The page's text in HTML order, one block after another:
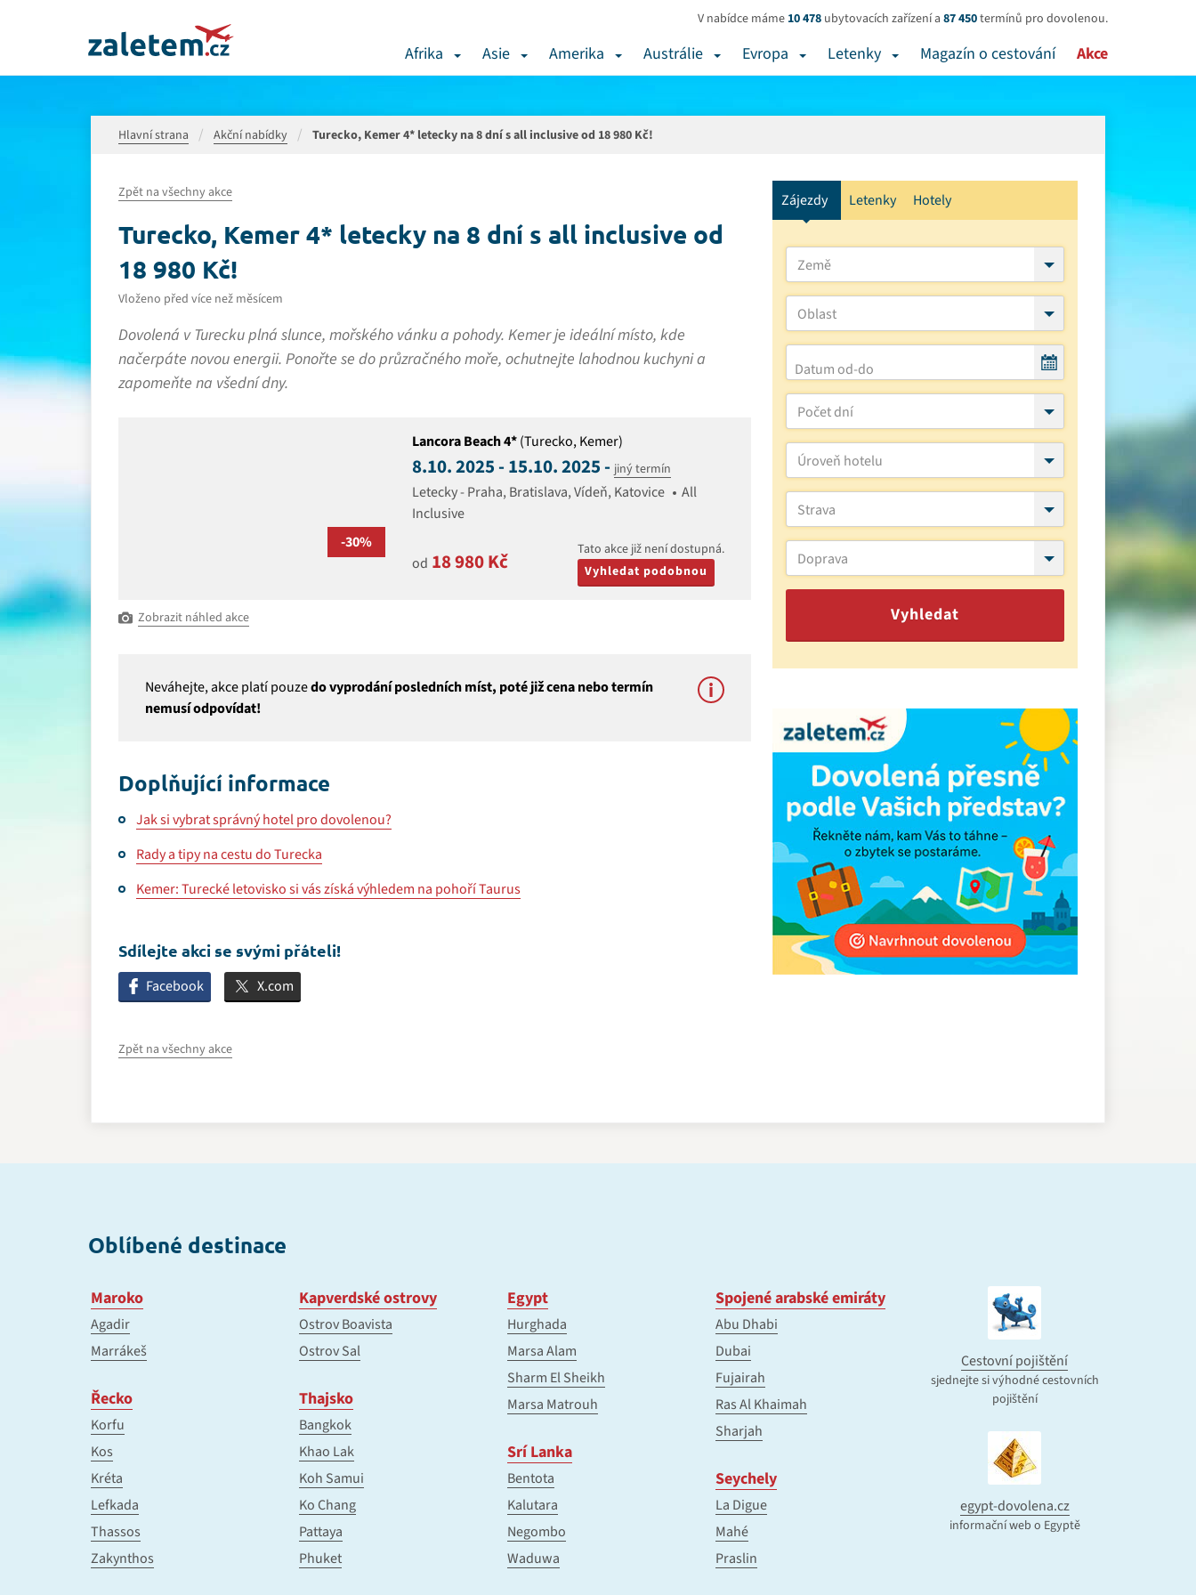
V nabídce máme 10 478 ubytovacích zařízení a 87 450termínů pro dovolenou.
Afrika Asie Amerika Austrálie Evropa Letenky Magazín o cestování Akce
Hlavní strana Akční nabídky Turecko, Kemer 4* letecky na 8 dní s all inclusive od 18 980 Kč!
Zpět na všechny akce
Turecko, Kemer 4* letecky na 8 dní s all inclusive od
18 980 Kč!
Vloženo před více než měsícem
Dovolená v Turecku plná slunce, mořského vánku a pohody. Kemer je ideální místo, kde
načerpáte novou energii. Ponořte se do průzračného moře, ochutnejte lahodnou kuchyni a
zapomeňte na všední dny.
-30%
Lancora Beach 4*(Turecko, Kemer)
8.10. 2025 - 15.10. 2025 - jiný termín
Letecky - Praha, Bratislava, Vídeň, Katovice
All
Inclusive
od 18 980 Kč
Tato akce již není dostupná.
Vyhledat podobnou
Zobrazit náhled akce
Neváhejte, akce platí pouzedo vyprodání posledních míst, poté již cena nebo termín
nemusí odpovídat!
Doplňující informace
Jak si vybrat správný hotel pro dovolenou?
Rady a tipy na cestu do Turecka
Kemer: Turecké letovisko si vás získá výhledem na pohoří Taurus
Sdílejte akci se svými přáteli!
Facebook X.com
Zpět na všechny akce
Zájezdy Letenky Hotely
Země
Oblast
Počet dní
Úroveň hotelu
Strava
Doprava
Vyhledat
Oblíbené destinace
Maroko
Agadir
Marrákeš
Řecko
Korfu
Kos
Kréta
Lefkada
Thassos
Zakynthos
Kapverdské ostrovy
Ostrov Boavista
Ostrov Sal
Thajsko
Bangkok
Khao Lak
Koh Samui
Ko Chang
Pattaya
Phuket
Egypt
Hurghada
Marsa Alam
Sharm El Sheikh
Marsa Matrouh
Srí Lanka
Bentota
Kalutara
Negombo
Waduwa
Spojené arabské emiráty
Abu Dhabi
Dubai
Fujairah
Ras Al Khaimah
Sharjah
Seychely
La Digue
Mahé
Praslin
Cestovní pojištění
sjednejte si výhodné cestovních
pojištění
egypt-dovolena.cz
informační web o Egyptě